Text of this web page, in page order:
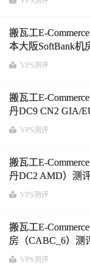
搬瓦工E-
本大阪SoftBank机
SoftBank双线路表
VPS测评
搬瓦工E-
丹DC9 CN2 GIA/
迟224ms，路由解
VPS测评
搬瓦工E-
丹DC2 AMD）测
美中转型VPS真实
VPS测评
搬瓦工E-
房（CABC_6）测
迟与线路全面解析
VPS测评